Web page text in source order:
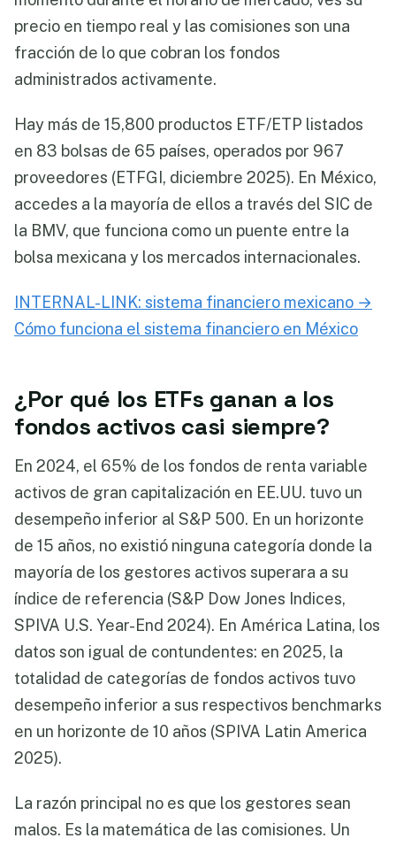
precio en tiempo real y las comisiones son una
fracción de lo que cobran los fondos
administrados activamente.
Hay más de 15,800 productos ETF/ETP listados
en 83 bolsas de 65 países, operados por 967
proveedores (ETFGI, diciembre 2025). En México,
accedes a la mayoría de ellos a través del SIC de
la BMV, que funciona como un puente entre la
bolsa mexicana y los mercados internacionales.
INTERNAL-LINK: sistema financiero mexicano →
Cómo funciona el sistema financiero en México
¿Por qué los ETFs ganan a los
fondos activos casi siempre?
En 2024, el 65% de los fondos de renta variable
activos de gran capitalización en EE.UU. tuvo un
desempeño inferior al S&P 500. En un horizonte
de 15 años, no existió ninguna categoría donde la
mayoría de los gestores activos superara a su
índice de referencia (S&P Dow Jones Indices,
SPIVA U.S. Year-End 2024). En América Latina, los
datos son igual de contundentes: en 2025, la
totalidad de categorías de fondos activos tuvo
desempeño inferior a sus respectivos benchmarks
en un horizonte de 10 años (SPIVA Latin America
2025).
La razón principal no es que los gestores sean
malos. Es la matemática de las comisiones. Un